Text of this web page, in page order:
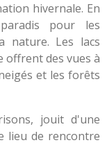
hivernale. En
pour les
nature. Les lacs
offrent des vues à
et les forêts
jouit d'une
lieu de rencontre